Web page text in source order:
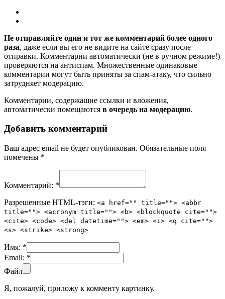
Не отправляйте один и тот же комментарий более одного
раза, даже если вы его не видите на сайте сразу после
отправки. Комментарии автоматически (не в ручном режиме!)
проверяются на антиспам. Множественные одинаковые
комментарии могут быть приняты за спам-атаку, что сильно
затрудняет модерацию.
Комментарии, содержащие ссылки и вложения,
автоматически помещаются в очередь на модерацию.
Добавить комментарий
Ваш адрес email не будет опубликован. Обязательные поля
помечены *
Комментарий: *
Разрешенные HTML-тэги: <a href="" title=""> <abbr
title=""> <acronym title=""> <b> <blockquote cite="">
<cite> <code> <del datetime=""> <em> <i> <q cite="">
<s> <strike> <strong>
Имя: *
Email: *
Файл
Я, пожалуй, приложу к комменту картинку.